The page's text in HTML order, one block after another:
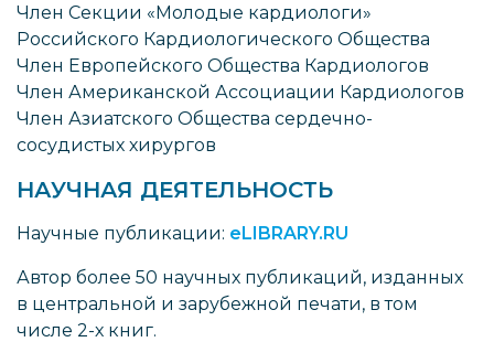
Член Секции «Молодые кардиологи»
Российского Кардиологического Общества
Член Европейского Общества Кардиологов
Член Американской Ассоциации Кардиологов
Член Азиатского Общества сердечно-
сосудистых хирургов
НАУЧНАЯ ДЕЯТЕЛЬНОСТЬ
Научные публикации: eLIBRARY.RU
Автор более 50 научных публикаций, изданных
в центральной и зарубежной печати, в том
числе 2-х книг.